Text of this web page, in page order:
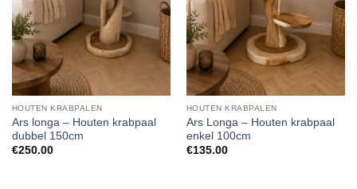
HOUTEN KRABPALEN
Ars longa – Houten krabpaal
dubbel 150cm
€250.00
HOUTEN KRABPALEN
Ars Longa – Houten krabpaal
enkel 100cm
€135.00